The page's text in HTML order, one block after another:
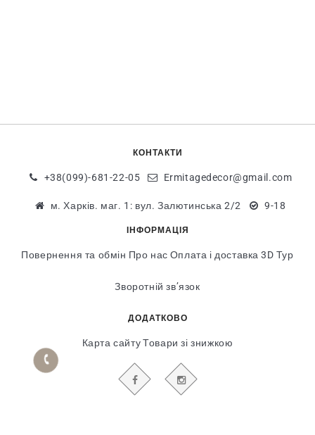
КОНТАКТИ
+38(099)-681-22-05 Ermitagedecor@gmail.com
м. Харків. маг. 1: вул. Залютинська 2/2 9-18
ІНФОРМАЦІЯ
Повернення та обмін Про нас Оплата і доставка 3D Тур
Зворотній зв’язок
ДОДАТКОВО
Карта сайту Товари зі знижкою